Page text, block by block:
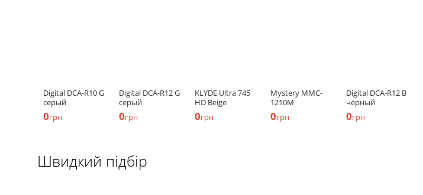
Digital DCA-R10 G
серый
0грн
Digital DCA-R12 G
серый
0грн
KLYDE Ultra 745
HD Beige
0грн
Mystery MMC-
1210М
0грн
Digital DCA-R12 B
чёрный
0грн
Швидкий підбір